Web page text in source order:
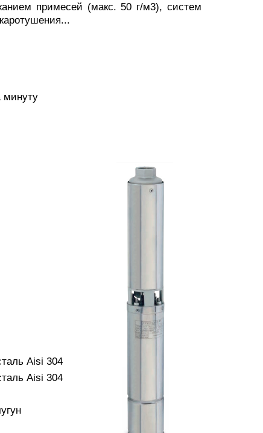
примесей (макс. 50 г/м3), систем
минуту
Aisi 304
Aisi 304